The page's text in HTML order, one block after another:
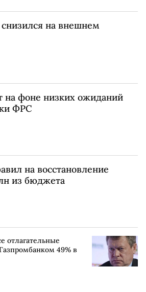
на внешнем
на фоне низких ожиданий
ФРС
на восстановление
из бюджета
отлагательные
49% в